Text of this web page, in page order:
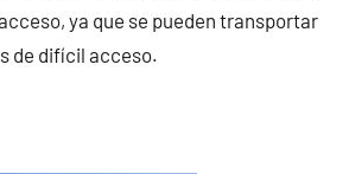
ya que se pueden transportar
de difícil acceso.